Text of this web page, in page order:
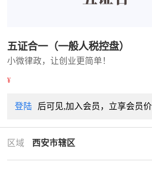
五证合一（一般人税控盘）
小微律政，让创业更简单！
¥
登陆 后可见,加入会员，立享会员价
区域 西安市辖区